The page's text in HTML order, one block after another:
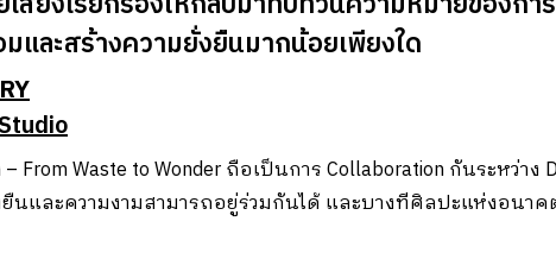
และสร้างความยั่งยืนมากน้อยเพียงใด
From Waste to Wonder ถือเป็นการ Collaboration กันระหว่าง
นและความงามสามารถอยู่ร่วมกันได้ และบางทีศิลปะแห่งอนาค